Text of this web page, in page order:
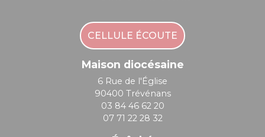
CELLULE ÉCOUTE
Maison diocésaine
6 Rue de l'Église
90400 Trévénans
03 84 46 62 20
07 71 22 28 32